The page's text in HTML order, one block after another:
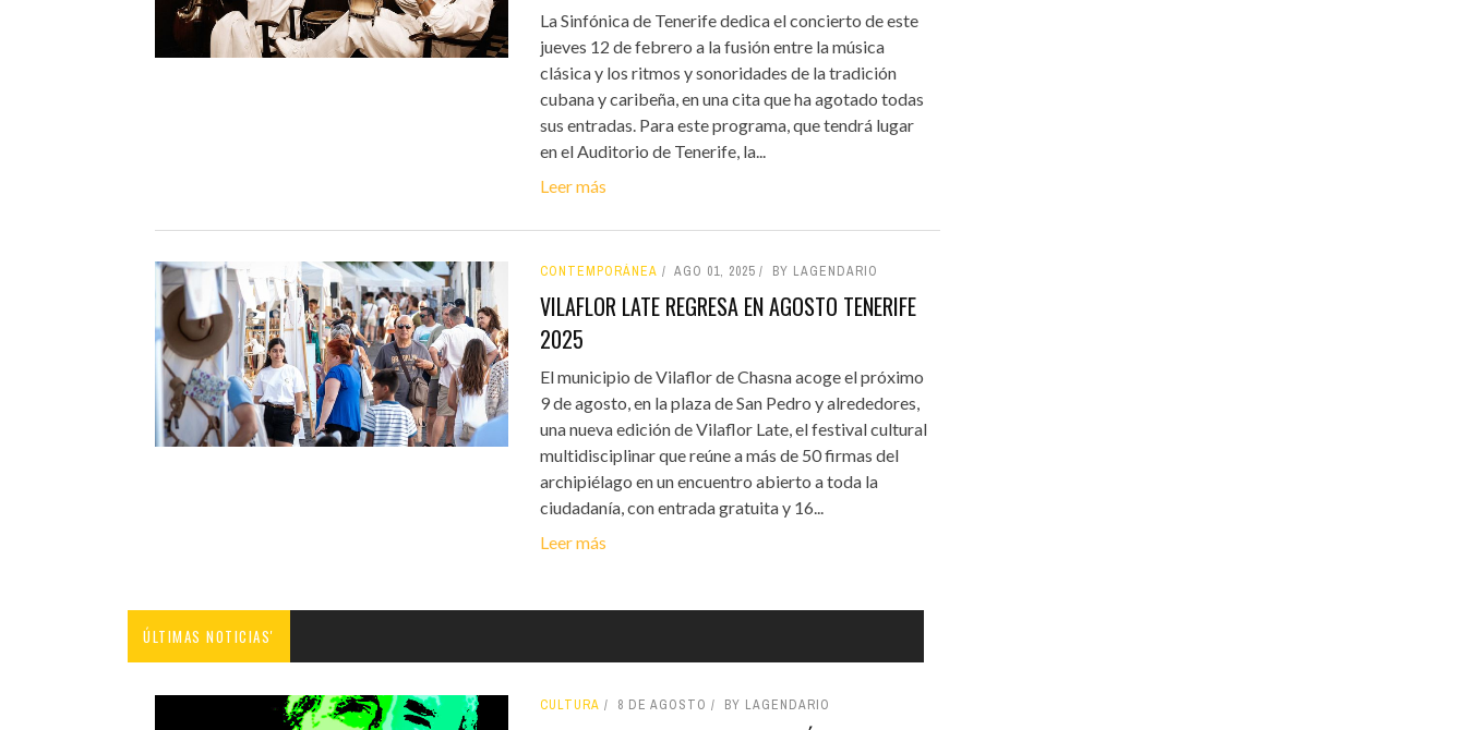
La Sinfónica de Tenerife dedica el concierto de este
jueves 12 de febrero a la fusión entre la música
clásica y los ritmos y sonoridades de la tradición
cubana y caribeña, en una cita que ha agotado todas
sus entradas. Para este programa, que tendrá lugar
en el Auditorio de Tenerife, la...
Leer más
CONTEMPORÁNEA AGO 01, 2025 BY LAGENDARIO
VILAFLOR LATE REGRESA EN AGOSTO TENERIFE
2025
El municipio de Vilaflor de Chasna acoge el próximo
9 de agosto, en la plaza de San Pedro y alrededores,
una nueva edición de Vilaflor Late, el festival cultural
multidisciplinar que reúne a más de 50 firmas del
archipiélago en un encuentro abierto a toda la
ciudadanía, con entrada gratuita y 16...
Leer más
ÚLTIMAS NOTICIAS'
CULTURA 8 DE AGOSTO BY LAGENDARIO